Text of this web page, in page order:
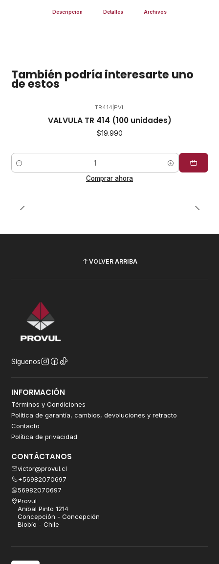
Descripción Detalles Archivos
También podría interesarte uno
de estos
TR414 PVL
VALVULA TR 414 (100 unidades)
$19.990
Cantidad
Comprar ahora
VOLVER ARRIBA
Síguenos
INFORMACIÓN
Términos y Condiciones
Política de garantía, cambios, devoluciones y retracto
Contacto
Política de privacidad
CONTÁCTANOS
victor@provul.cl
+56982070697
56982070697
Provul
Anibal Pinto 1214
Concepción - Concepción
Biobío - Chile